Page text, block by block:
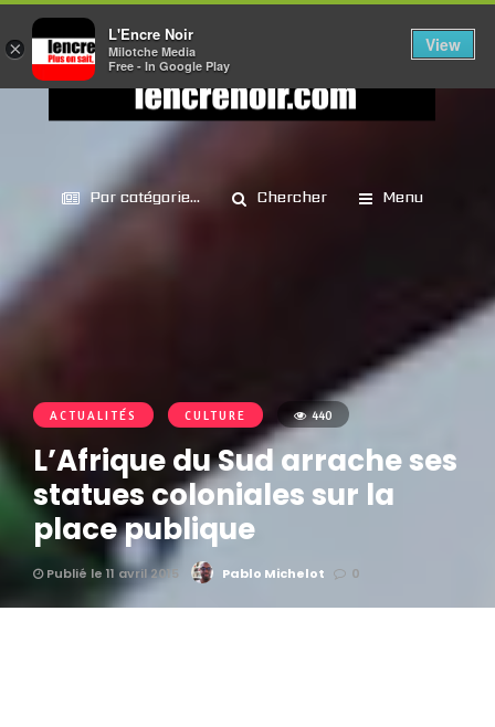
Par catégorie... Chercher Menu
ACTUALITÉS CULTURE 440
L’Afrique du Sud arrache ses
statues coloniales sur la
place publique
Publié le 11 avril 2015 Pablo Michelot 0
×
L'Encre Noir
Milotche Media
Free - In Google Play
View